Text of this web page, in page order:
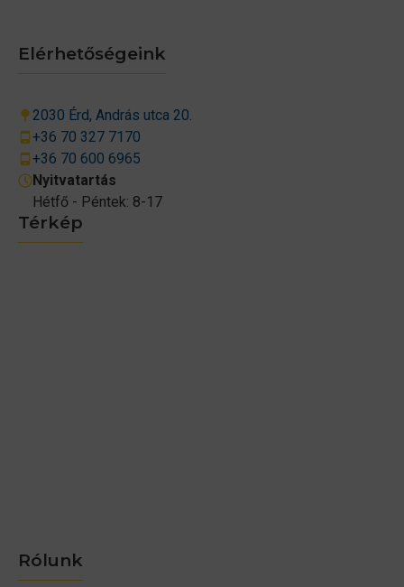
Térkép
Rólunk
Elérhetőségeink
2030 Érd, András utca 20.
+36 70 327 7170
+36 70 600 6965
Nyitvatartás
Hétfő - Péntek: 8-17